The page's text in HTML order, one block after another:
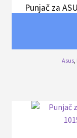
Punjač za
Asus,